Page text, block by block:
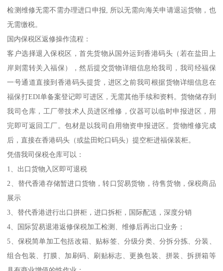
检测维修无需不需办理进口申报, 所以无需向海关申请退运货物，也
无需缴税。
国内保税区返修操作流程：
客户选择退入保税区，首先货物从国外运到香港码头（若在盐田上
岸则需转关入福保），然后提交货物详细信息给我司，我司经福保
一号通道直接到香港码头提货，进区之前我司根据货物详细信息在
福保打EDI单备案登记即可进区，无需其他手续和资料。货物储存到
我司仓库，工厂带技术人员进区维修，仪器可以临时申报进区，用
完即可返回工厂。包材是以我司自用物资申报进区。货物维修完成
后，直接在香港码头（或盐田蛇口码头）提空柜进福保装柜。
凭借我司保税仓库可以：
1、出口货物入区即可退税
2、替代香港存储暂进口货物，转口贸易货物，待售货物，保税商品
展示
3、替代香港进行出口拼柜，进口拆柜，国际配送，深度分销
4、国际贸易退港返修保税加工检测、维修后再出口业务；
5、保税简单加工包括改箱、贴标签、分级分类、分拆分拣、分装、
组合包装、打膜、加刷码、刷贴标志、更换包装、拼装、拆拼箱等